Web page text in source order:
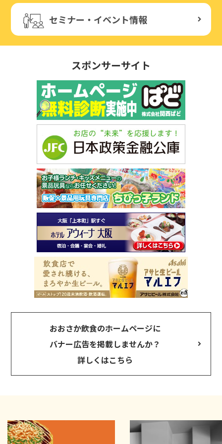
セミナー・イベント情報
スポンサーサイト
おおさか飲食のホームページに
バナー広告を掲載しませんか？
詳しくはこちら